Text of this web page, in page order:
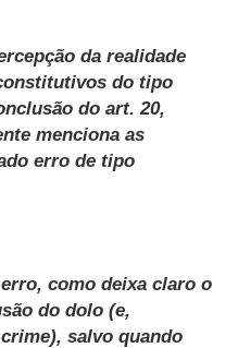
da realidade
do tipo
do art. 20,
menciona as
erro de tipo
como deixa claro o
do dolo (e,
salvo quando